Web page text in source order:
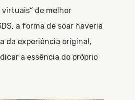
de melhor
a forma de soar haveria
da experiência original,
a essência do próprio